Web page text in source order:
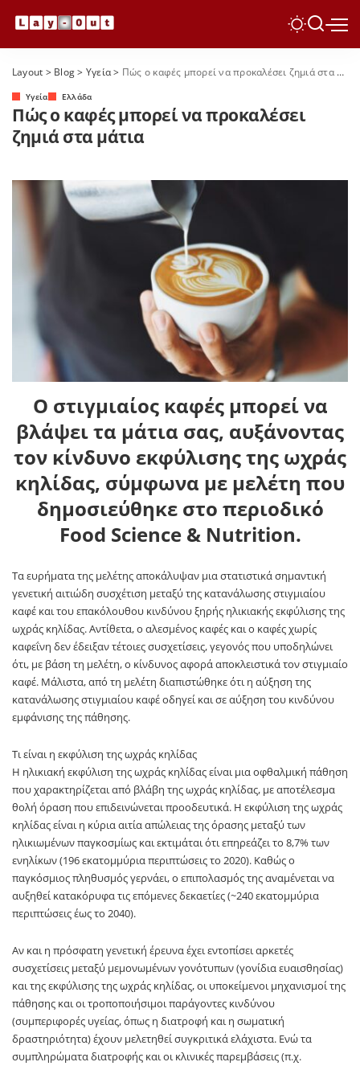
Layout > Blog> Yγεία> Πώς ο καφές μπορεί να προκαλέσει ζημιά στα μάτια
Yγεία Ελλάδα
Πώς ο καφές μπορεί να προκαλέσει
ζημιά στα μάτια
Ο στιγμιαίος καφές μπορεί να
βλάψει τα μάτια σας, αυξάνοντας
τον κίνδυνο εκφύλισης της ωχράς
κηλίδας, σύμφωνα με μελέτη που
δημοσιεύθηκε στο περιοδικό
Food Science & Nutrition.
Τα ευρήματα της μελέτης αποκάλυψαν μια στατιστικά σημαντική
γενετική αιτιώδη συσχέτιση μεταξύ της κατανάλωσης στιγμιαίου
καφέ και του επακόλουθου κινδύνου ξηρής ηλικιακής εκφύλισης της
ωχράς κηλίδας. Αντίθετα, ο αλεσμένος καφές και ο καφές χωρίς
καφεΐνη δεν έδειξαν τέτοιες συσχετίσεις, γεγονός που υποδηλώνει
ότι, με βάση τη μελέτη, ο κίνδυνος αφορά αποκλειστικά τον στιγμιαίο
καφέ. Μάλιστα, από τη μελέτη διαπιστώθηκε ότι η αύξηση της
κατανάλωσης στιγμιαίου καφέ οδηγεί και σε αύξηση του κινδύνου
εμφάνισης της πάθησης.
Τι είναι η εκφύλιση της ωχράς κηλίδας
Η ηλικιακή εκφύλιση της ωχράς κηλίδας είναι μια οφθαλμική πάθηση
που χαρακτηρίζεται από βλάβη της ωχράς κηλίδας, με αποτέλεσμα
θολή όραση που επιδεινώνεται προοδευτικά. Η εκφύλιση της ωχράς
κηλίδας είναι η κύρια αιτία απώλειας της όρασης μεταξύ των
ηλικιωμένων παγκοσμίως και εκτιμάται ότι επηρεάζει το 8,7% των
ενηλίκων (196 εκατομμύρια περιπτώσεις το 2020). Καθώς ο
παγκόσμιος πληθυσμός γερνάει, ο επιπολασμός της αναμένεται να
αυξηθεί κατακόρυφα τις επόμενες δεκαετίες (~240 εκατομμύρια
περιπτώσεις έως το 2040).
Αν και η πρόσφατη γενετική έρευνα έχει εντοπίσει αρκετές
συσχετίσεις μεταξύ μεμονωμένων γονότυπων (γονίδια ευαισθησίας)
και της εκφύλισης της ωχράς κηλίδας, οι υποκείμενοι μηχανισμοί της
πάθησης και οι τροποποιήσιμοι παράγοντες κινδύνου
(συμπεριφορές υγείας, όπως η διατροφή και η σωματική
δραστηριότητα) έχουν μελετηθεί συγκριτικά ελάχιστα. Ενώ τα
συμπληρώματα διατροφής και οι κλινικές παρεμβάσεις (π.χ.